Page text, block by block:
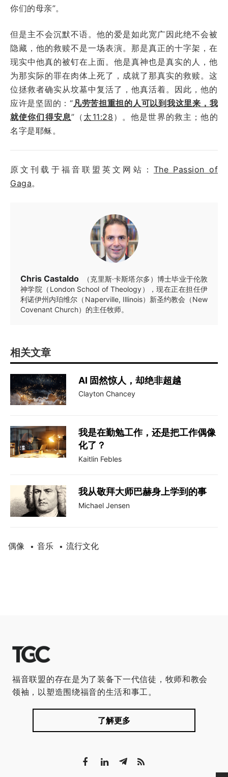
你们的母亲”。
但是主不会沉默不语。他的爱是如此宽广因此绝不会被
隐藏，他的救赎不是一场表演。那是真正的十字架，在
现实中他真的被钉在上面。他是真神也是真实的人，他
为那实际的罪在肉体上死了，成就了那真实的救赎。这
位拯救者确实从坟墓中复活了，他真活着。因此，他的
应许是坚固的：“ 凡劳苦担重担的人可以到我这里来，我
就使你们得安息”（ 太11:28 ）。他是世界的救主；他的
名字是耶稣。
原文刊载于福音联盟英文网站： The Passion of
Gaga。
Chris Castaldo
（克里斯·卡斯塔尔多）博士毕业于伦敦
神学院（London School of Theology），现在正在担任伊
利诺伊州内珀维尔（Naperville, Illinois）新圣约教会（New
Covenant Church）的主任牧师。
相关文章
AI 固然惊人，却绝非超越
Clayton Chancey
我是在勤勉工作，还是把工作偶像
化了？
Kaitlin Febles
我从敬拜大师巴赫身上学到的事
Michael Jensen
偶像 • 音乐 • 流行文化
福音联盟的存在是为了装备下一代信徒，牧师和教会
领袖，以塑造围绕福音的生活和事工。
了解更多